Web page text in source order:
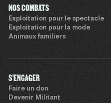
NOS COMBATS
Exploitation pour le spectacle
Exploitation pour la mode
Animaux familiers
S'ENGAGER
Faire un don
Devenir Militant